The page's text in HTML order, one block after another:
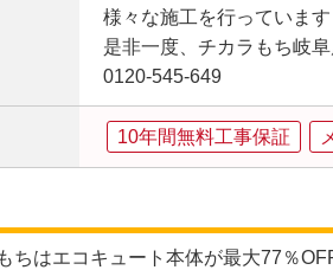
様々な施工を行っています
是非一度、チカラもち岐
0120-545-649
10年間無料工事保証
ちはエコキュート本体が最大77％